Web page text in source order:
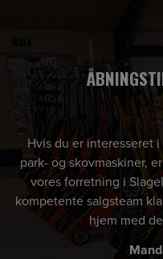
Hvis du er interesseret
park- og skovmaskiner,
vores forretning i
kompetente salgsteam
hjem med